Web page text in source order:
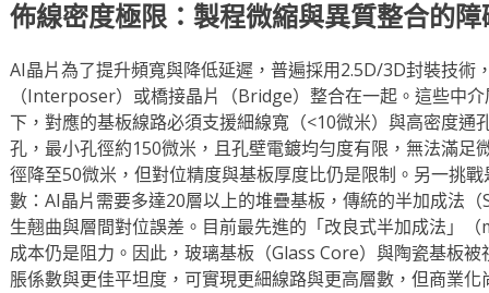
佈線密度極限：製程微縮與異質整合的障
AI晶片為了提升頻寬與降低延遲，普遍採用2.5D/3D封裝技術
（Interposer）或橋接晶片（Bridge）整合在一起。這些中
下，對應的基板線路必須支援細線寬（<10微米）與高密度通
孔，最小孔徑約150微米，且孔壁電鍍均勻度有限，無法滿足
徑降至50微米，但對位精度與基板厚度比仍是限制。另一挑
數：AI晶片需要多達20層以上的堆疊基板，傳統的半加成法
生翹曲與層間對位誤差。目前最先進的「改良式半加成法」
成本仍是阻力。因此，玻璃基板（Glass Core）與陶瓷基板
脹係數與更佳平坦度，可實現更細線路與更高層數，但商業化